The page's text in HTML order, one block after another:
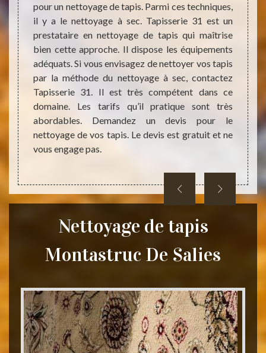
s’y
les
de
de
le si
pour un nettoyage de tapis. Parmi ces techniques,
il y a le nettoyage à sec. Tapisserie 31 est un
prestataire en nettoyage de tapis qui maîtrise
bien cette approche. Il dispose les équipements
adéquats. Si vous envisagez de nettoyer vos tapis
par la méthode du nettoyage à sec, contactez
Tapisserie 31. Il est très compétent dans ce
domaine. Les tarifs qu’il pratique sont très
abordables. Demandez un devis pour le
nettoyage de vos tapis. Le devis est gratuit et ne
vous engage pas.
état.
soit
qui,
des
une
Nettoyage de tapis
Montastruc De Salies